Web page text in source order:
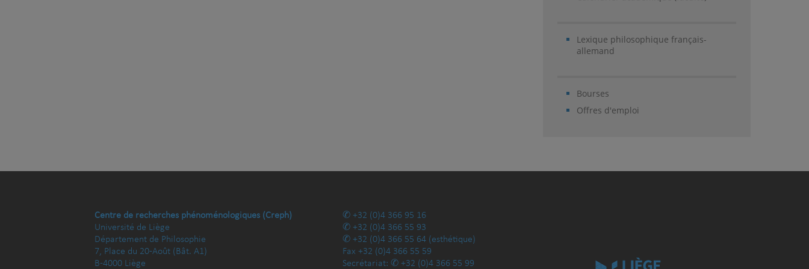
Lexique philosophique français-
allemand
Bourses
Offres d'emploi
Centre de recherches phénoménologiques (Creph)
Université de Liège
Département de Philosophie
7, Place du 20-Août (Bât. A1)
B-4000 Liège
+32 (0)4 366 95 16
+32 (0)4 366 55 93
+32 (0)4 366 55 64 (esthétique)
Fax +32 (0)4 366 55 59
Secrétariat:
+32 (0)4 366 55 99